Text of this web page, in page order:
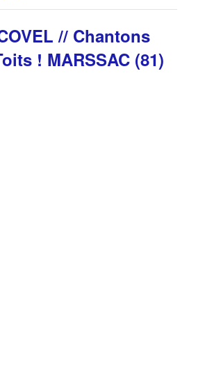
// Chantons
! MARSSAC (81)